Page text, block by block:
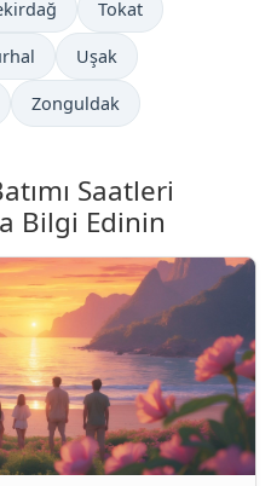
Tokat
Uşak
Zonguldak
Saatleri
Bilgi Edinin